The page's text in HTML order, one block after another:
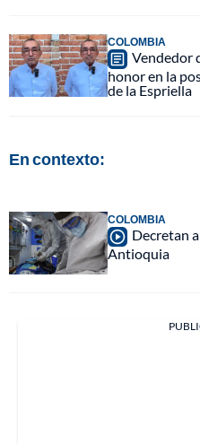
COLOMBIA
Vendedor
honor en la
de la Espriella
En contexto:
COLOMBIA
Decretan
Antioquia